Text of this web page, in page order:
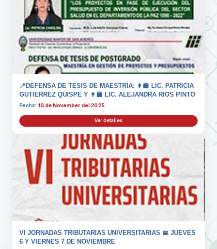
📍DEFENSA DE TESIS DE MAESTRÍA: 👩‍🏫 LIC. PATRICIA
GUTIERREZ QUISPE Y 👩‍🏫 LIC. ALEJANDRA RIOS PINTO
Fecha: 10 de November del 2025
Ver detalles
VI JORNADAS TRIBUTARIAS UNIVERSITARIAS 📅 JUEVES
6 Y VIERNES 7 DE NOVIEMBRE